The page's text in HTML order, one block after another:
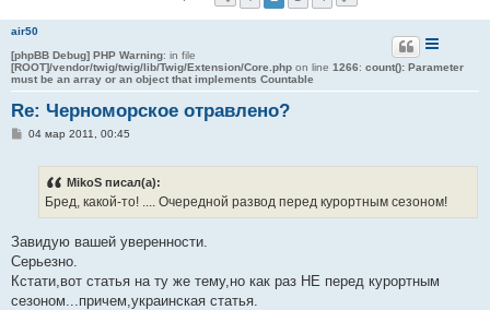
air50
[phpBB Debug] PHP Warning: in file
[ROOT]/vendor/twig/twig/lib/Twig/Extension/Core.php on line 1266: count(): Parameter
must be an array or an object that implements Countable
Re: Черноморское отравлено?
С
е
04 мар 2011, 00:45
MikoS писал(а):
Бред, какой-то! .... Очередной развод перед курортным сезоном!
Завидую вашей уверенности.
Серьезно.
Кстати,вот статья на ту же тему,но как раз НЕ перед курортным
сезоном...причем,украинская статья.